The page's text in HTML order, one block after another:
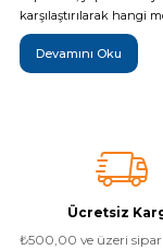
karşılaştırılarak hangi
olduğu teknik verilerle
Monster, Hyper, Coral,
farkları inceleyerek
Devamını Oku
Ücretsiz
₺500,00 ve üzeri